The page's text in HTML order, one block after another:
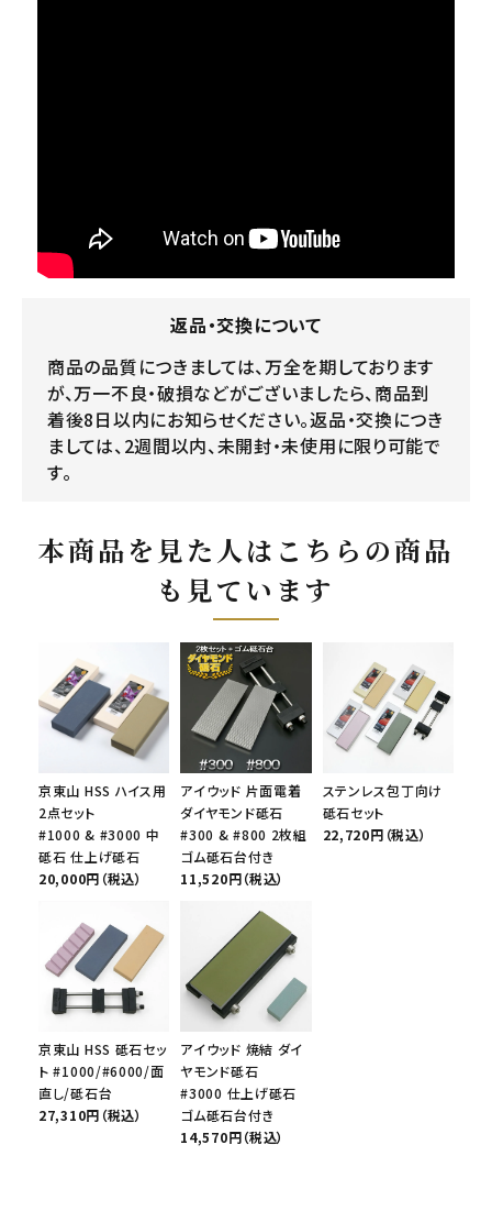
返品・交換について
商品の品質につきましては、万全を期しております
が、万一不良・破損などがございましたら、商品到
着後8日以内にお知らせください。返品・交換につき
ましては、2週間以内、未開封・未使用に限り可能で
す。
本商品を見た人はこちらの商品
も見ています
京東山 HSS ハイス用
2点セット
#1000 & #3000 中
砥石 仕上げ砥石
20,000円（税込）
アイウッド 片面電着
ダイヤモンド砥石
#300 & #800 2枚組
ゴム砥石台付き
11,520円（税込）
ステンレス包丁向け
砥石セット
22,720円（税込）
京東山 HSS 砥石セッ
ト #1000/#6000/面
直し/砥石台
27,310円（税込）
アイウッド 焼結 ダイ
ヤモンド砥石
#3000 仕上げ砥石
ゴム砥石台付き
14,570円（税込）